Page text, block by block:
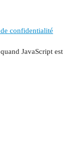
confidentialité
JavaScript est